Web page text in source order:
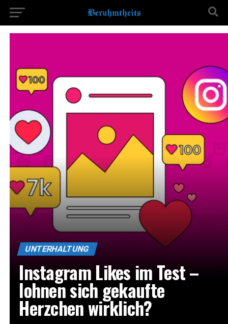
UNTERHALTUNG
Instagram Likes im Test –
lohnen sich gekaufte
Herzchen wirklich?